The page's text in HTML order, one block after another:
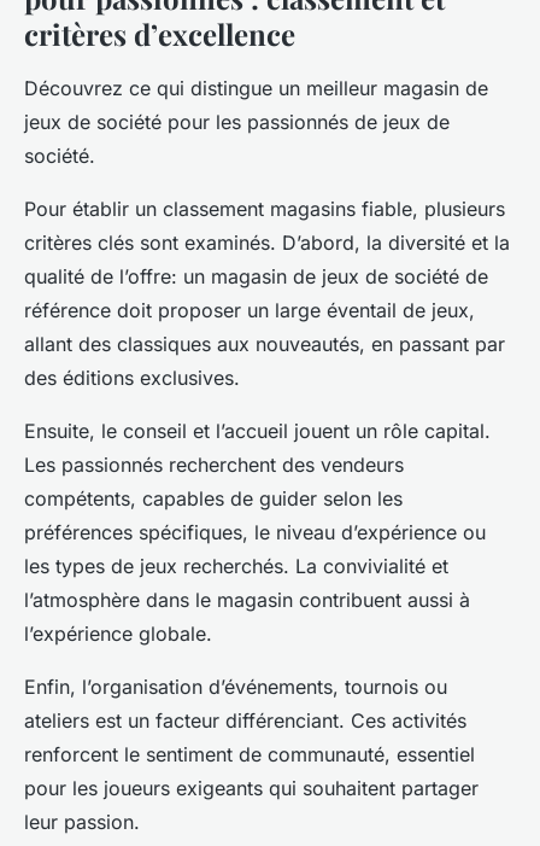
critères d’excellence
Découvrez ce qui distingue un meilleur magasin de
jeux de société pour les passionnés de jeux de
société.
Pour établir un classement magasins fiable, plusieurs
critères clés sont examinés. D’abord, la diversité et la
qualité de l’offre: un magasin de jeux de société de
référence doit proposer un large éventail de jeux,
allant des classiques aux nouveautés, en passant par
des éditions exclusives.
Ensuite, le conseil et l’accueil jouent un rôle capital.
Les passionnés recherchent des vendeurs
compétents, capables de guider selon les
préférences spécifiques, le niveau d’expérience ou
les types de jeux recherchés. La convivialité et
l’atmosphère dans le magasin contribuent aussi à
l’expérience globale.
Enfin, l’organisation d’événements, tournois ou
ateliers est un facteur différenciant. Ces activités
renforcent le sentiment de communauté, essentiel
pour les joueurs exigeants qui souhaitent partager
leur passion.